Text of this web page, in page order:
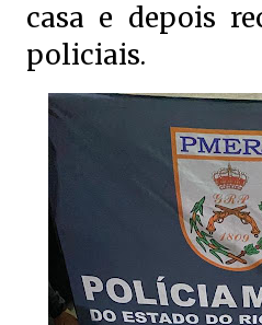
casa e depois
policiais.